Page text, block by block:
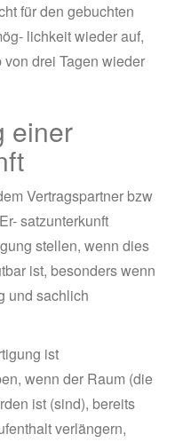
für den gebuchten
lichkeit wieder auf,
drei Tagen wieder
einer
Vertragspartner bzw
satzunterkunft
stellen, wenn dies
ist, besonders wenn
und sachlich
ist
wenn der Raum (die
ist (sind), bereits
verlängern,